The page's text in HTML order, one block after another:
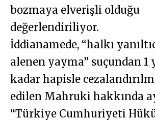
bozmaya elverişli olduğu
değerlendiriliyor.
İddianamede, “halkı
alenen yayma” suçundan 1
kadar hapisle
edilen Mahruki hakkında
“Türkiye Cumhuriyeti